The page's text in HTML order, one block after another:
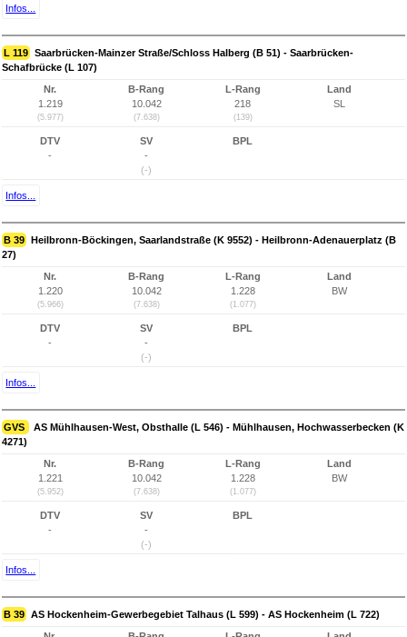
Infos...
L 119 Saarbrücken-Mainzer Straße/Schloss Halberg (B 51) - Saarbrücken-
Schafbrücke (L 107)
Nr.
1.219
(5.977)
B-Rang
10.042
(7.638)
L-Rang
218
(139)
Land
SL
DTV
-
SV
-
(-)
BPL
Infos...
B 39 Heilbronn-Böckingen, Saarlandstraße (K 9552) - Heilbronn-Adenauerplatz (B
27)
Nr.
1.220
(5.966)
B-Rang
10.042
(7.638)
L-Rang
1.228
(1.077)
Land
BW
DTV
-
SV
-
(-)
BPL
Infos...
GVS
AS Mühlhausen-West, Obsthalle (L 546) - Mühlhausen, Hochwasserbecken (K
4271)
Nr.
1.221
(5.952)
B-Rang
10.042
(7.638)
L-Rang
1.228
(1.077)
Land
BW
DTV
-
SV
-
(-)
BPL
Infos...
B 39 AS Hockenheim-Gewerbegebiet Talhaus (L 599) - AS Hockenheim (L 722)